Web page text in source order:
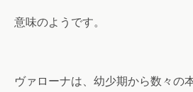
意味のようです。
ヴァローナは、幼少期から数々の